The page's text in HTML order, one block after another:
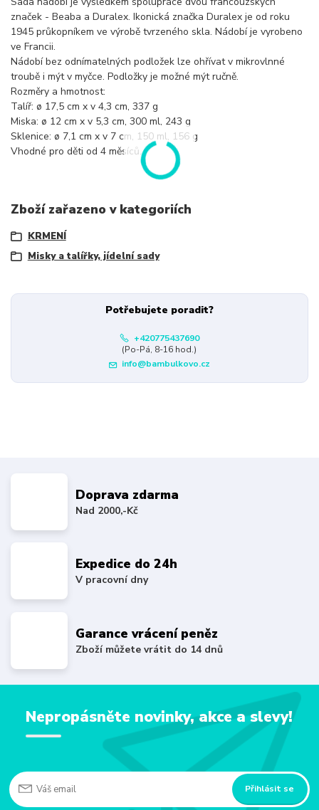
značek - Beaba a Duralex. Ikonická značka Duralex je od roku
1945 průkopníkem ve výrobě tvrzeného skla. Nádobí je vyrobeno
ve Francii.
Nádobí bez odnímatelných podložek lze ohřívat v mikrovlnné
troubě i mýt v myčce. Podložky je možné mýt ručně.
Rozměry a hmotnost:
Talíř: ø 17,5 cm x v 4,3 cm, 337 g
Miska: ø 12 cm x v 5,3 cm, 300 ml, 243 g
Sklenice: ø 7,1 cm x v 7 cm, 150 ml, 156 g
Vhodné pro děti od 4 měsíců.
Zboží zařazeno v kategoriích
KRMENÍ
Misky a talířky, jídelní sady
Potřebujete poradit?
+420775437690
(Po-Pá, 8-16 hod.)
info@bambulkovo.cz
Doprava zdarma
Nad 2000,-Kč
Expedice do 24h
V pracovní dny
Garance vrácení peněz
Zboží můžete vrátit do 14 dnů
Nepropásněte novinky, akce a slevy!
Přihlásit se